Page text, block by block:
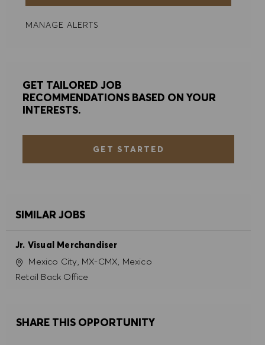
MANAGE ALERTS
GET TAILORED JOB
RECOMMENDATIONS BASED ON YOUR
INTERESTS.
GET STARTED
SIMILAR JOBS
Jr. Visual Merchandiser
Location
Mexico City, MX-CMX, Mexico
Category
Retail Back Office
SHARE THIS OPPORTUNITY